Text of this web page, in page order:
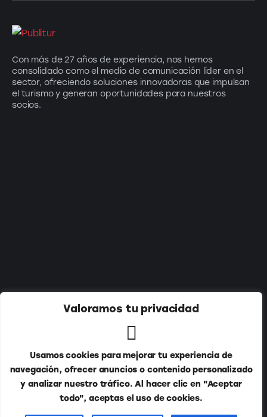
Valoramos tu privacidad
Usamos cookies para mejorar tu experiencia de
navegación, ofrecer anuncios o contenido personalizado
y analizar nuestro tráfico. Al hacer clic en "Aceptar
todo", aceptas el uso de cookies.
Con más de 27 años de experiencia, nos hemos
consolidado como el medio de comunicación líder en el
sector, ofreciendo soluciones innovadoras que impulsan
el turismo y generan oportunidades para nuestros
socios.
Publitur © 2026. Todos los derechos reservados.